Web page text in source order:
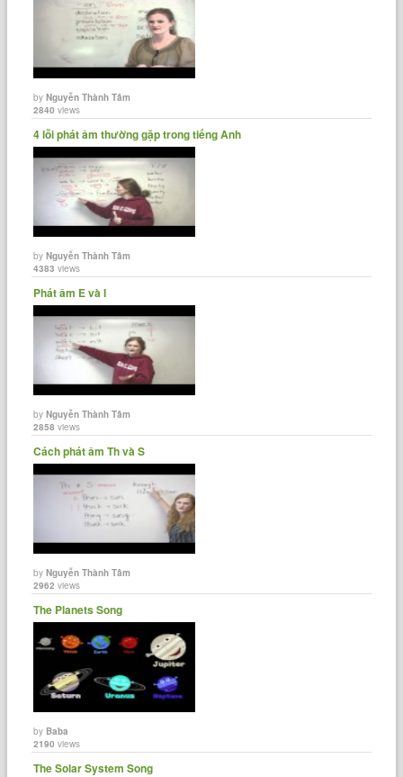
byNguyễn Thành Tâm
2840 views
4 lỗi phát âm thường gặp trong tiếng Anh
byNguyễn Thành Tâm
4383 views
Phát âm E và I
byNguyễn Thành Tâm
2858 views
Cách phát âm Th và S
byNguyễn Thành Tâm
2962 views
The Planets Song
by Baba
2190 views
The Solar System Song